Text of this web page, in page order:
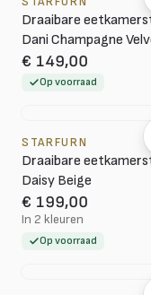
Draaibare
Dani Champagne
€ 149,00
Op voorraad
STARFURN
Draaibare
Daisy Beige
€ 199,00
In 2 kleuren
Op voorraad